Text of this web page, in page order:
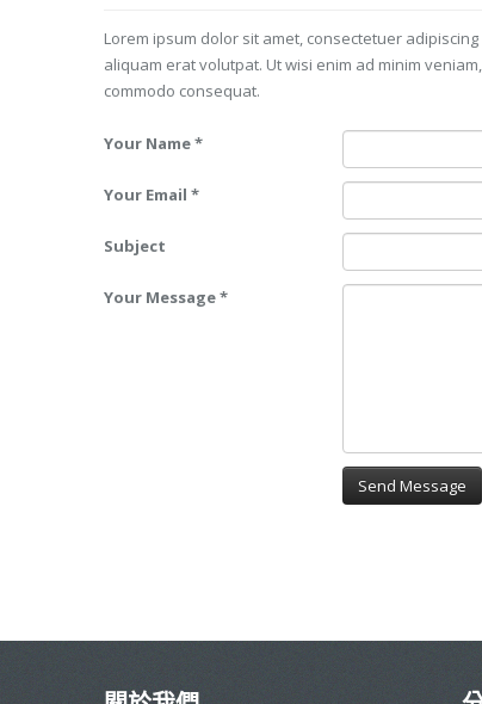
Lorem ipsum dolor sit amet, consectetuer
aliquam erat volutpat. Ut wisi enim ad minim
commodo consequat.
Your Name*
Your Email *
Subject
Your Message*